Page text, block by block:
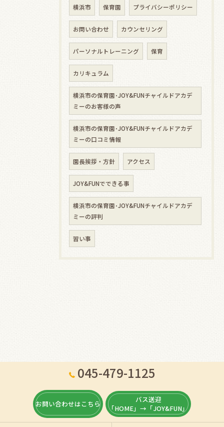
横浜市 保育園 プライバシーポリシー
お問い合わせ カウンセリング
パーソナルトレーニング 保育
カリキュラム
横浜市の保育園･JOY&FUNチャイルドアカデ
ミーのお客様の声
横浜市の保育園･JOY&FUNチャイルドアカデ
ミーの口コミ情報
園長挨拶・方針 アクセス
JOY&FUNでできる事
横浜市の保育園･JOY&FUNチャイルドアカデ
ミーの評判
習い事
045-479-1125
お問い合わせはこちら
バス送迎
「HOME」→「JOY&FUN」